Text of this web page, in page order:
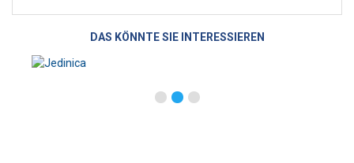
DAS KÖNNTE SIE INTERESSIEREN